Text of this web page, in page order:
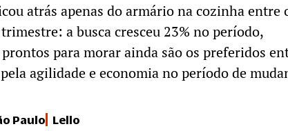
atrás apenas do armário na cozinha entre
a busca cresceu 23% no período,
para morar ainda são os preferidos
agilidade e economia no período de
Paulo Lello